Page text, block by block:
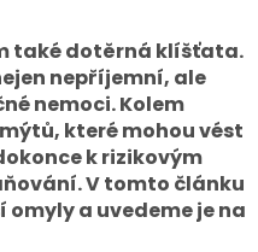
také dotěrná klíšťata.
nepříjemní, ale
nemoci. Kolem
které mohou vést
k rizikovým
V tomto článku
a uvedeme je na